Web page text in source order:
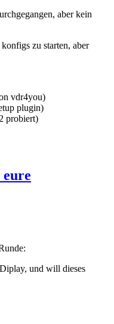
aber kein
zu starten, aber
vdr4you)
plugin)
probiert)
und will dieses